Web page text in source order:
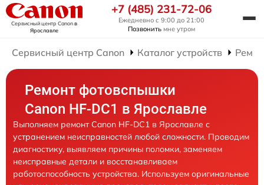
Сервисный центр Canonв
Ярославле
+7 (485) 231-72-06
Ежедневно с 9:00 до 21:00
Позвонить мне утром
Сервисный центр Canon Каталог устройств
Ремонт фотовспышки
Canon HF-DC1 в Ярославле
Выполняем ремонт Canon HF-DC1 в Ярославле с
устранением неисправностей любой сложности. Проводим
диагностику, выявляем причины поломки, заменяем
неисправные детали и восстанавливаем
работоспособность устройства. Используем оригинальные